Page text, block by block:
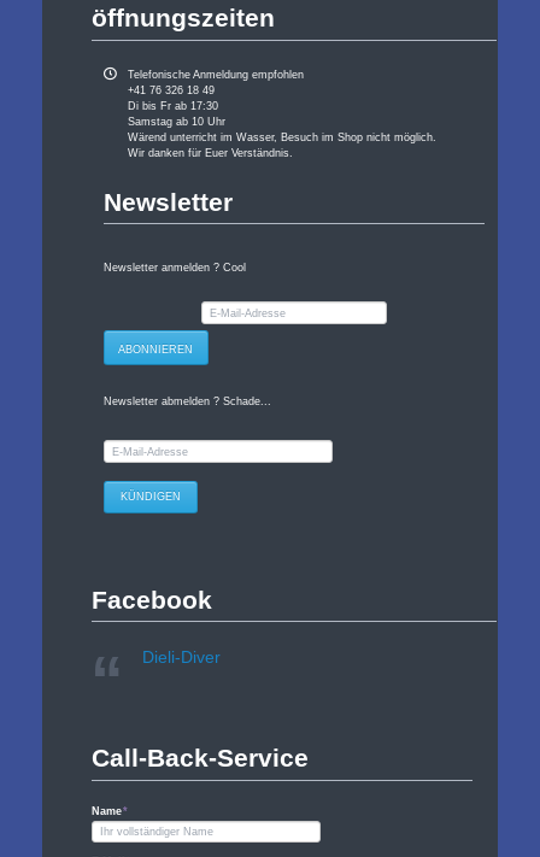
öffnungszeiten
Telefonische Anmeldung empfohlen
+41 76 326 18 49
Di bis Fr ab 17:30
Samstag ab 10 Uhr
Wärend unterricht im Wasser, Besuch im Shop nicht möglich.
Wir danken für Euer Verständnis.
Newsletter
Newsletter anmelden ? Cool
ABONNIEREN
Newsletter abmelden ? Schade...
E-
Mail-
Adresse
KÜNDIGEN
Facebook
Dieli-Diver
Call-Back-Service
Pflichtfeld
Name*